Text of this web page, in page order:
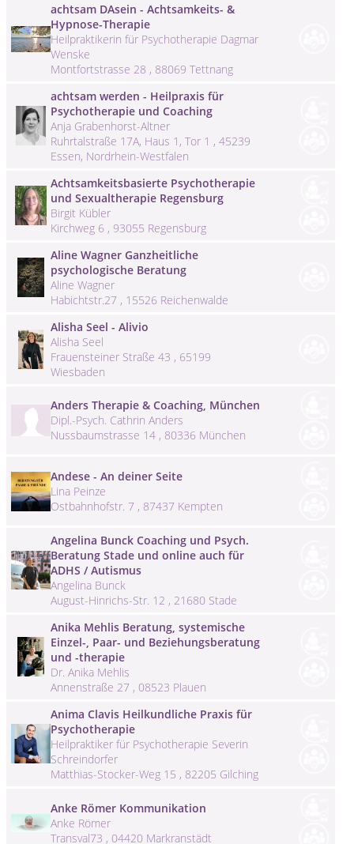
achtsam DAsein - Achtsamkeits- &
Hypnose-Therapie
Heilpraktikerin für Psychotherapie Dagmar
Wenske
Montfortstrasse 28 , 88069 Tettnang
achtsam werden - Heilpraxis für
Psychotherapie und Coaching
Anja Grabenhorst-Altner
Ruhrtalstraße 17A, Haus 1, Tor 1 , 45239
Essen, Nordrhein-Westfalen
Achtsamkeitsbasierte Psychotherapie
und Sexualtherapie Regensburg
Birgit Kübler
Kirchweg 6 , 93055 Regensburg
Aline Wagner Ganzheitliche
psychologische Beratung
Aline Wagner
Habichtstr.27 , 15526 Reichenwalde
Alisha Seel - Alivio
Alisha Seel
Frauensteiner Straße 43 , 65199
Wiesbaden
Anders Therapie & Coaching, München
Dipl.-Psych. Cathrin Anders
Nussbaumstrasse 14 , 80336 München
Andese - An deiner Seite
Lina Peinze
Ostbahnhofstr. 7 , 87437 Kempten
Angelina Bunck Coaching und Psych.
Beratung Stade und online auch für
ADHS / Autismus
Angelina Bunck
August-Hinrichs-Str. 12 , 21680 Stade
Anika Mehlis Beratung, systemische
Einzel-, Paar- und Beziehungsberatung
und -therapie
Dr. Anika Mehlis
Annenstraße 27 , 08523 Plauen
Anima Clavis Heilkundliche Praxis für
Psychotherapie
Heilpraktiker für Psychotherapie Severin
Schreindorfer
Matthias-Stocker-Weg 15 , 82205 Gilching
Anke Römer Kommunikation
Anke Römer
Transval73 , 04420 Markranstädt